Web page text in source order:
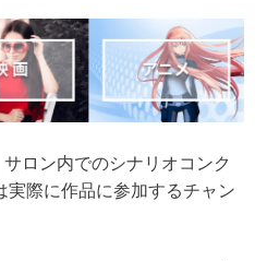
ロン内でのシナリオコンク
実際に作品に参加するチャン